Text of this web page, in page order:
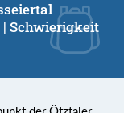
| Schwierigkeit